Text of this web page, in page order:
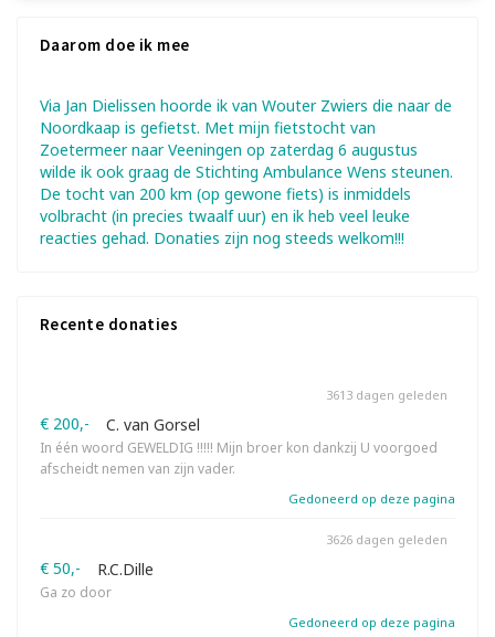
Daarom doe ik mee
Via Jan Dielissen hoorde ik van Wouter Zwiers die naar de
Noordkaap is gefietst. Met mijn fietstocht van
Zoetermeer naar Veeningen op zaterdag 6 augustus
wilde ik ook graag de Stichting Ambulance Wens steunen.
De tocht van 200 km (op gewone fiets) is inmiddels
volbracht (in precies twaalf uur) en ik heb veel leuke
reacties gehad. Donaties zijn nog steeds welkom!!!
Recente donaties
€ 200,- C. van Gorsel
In één woord GEWELDIG !!!!! Mijn broer kon dankzij U voorgoed
afscheidt nemen van zijn vader.
3613 dagen geleden
Gedoneerd op deze pagina
€ 50,- R.C.Dille
Ga zo door
3626 dagen geleden
Gedoneerd op deze pagina